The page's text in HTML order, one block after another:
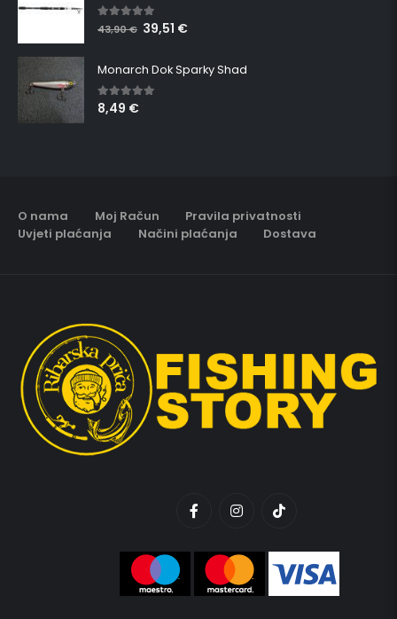
5.00 out of 5
43,90€ 39,51 €
Monarch Dok Sparky Shad
5.00 out of 5
8,49 €
O nama Moj Račun
Pravila privatnosti
Uvjeti plaćanja
Načini plaćanja Dostava